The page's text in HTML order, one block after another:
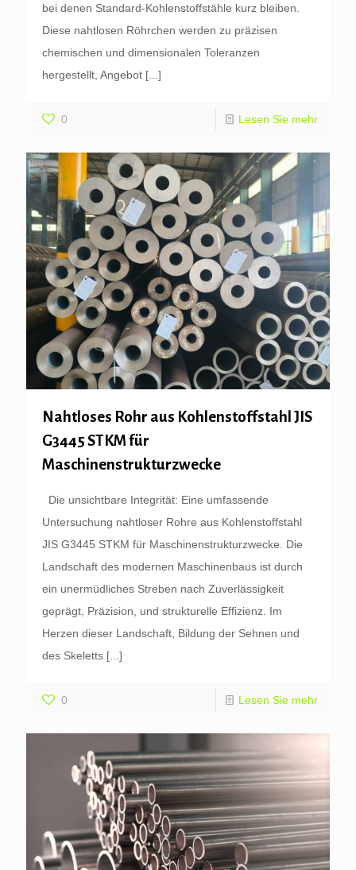
bei denen Standard-Kohlenstoffstähle kurz bleiben.
Diese nahtlosen Röhrchen werden zu präzisen
chemischen und dimensionalen Toleranzen
hergestellt, Angebot [...]
0 Lesen Sie mehr
Nahtloses Rohr aus Kohlenstoffstahl JIS
G3445 STKM für
Maschinenstrukturzwecke
Die unsichtbare Integrität: Eine umfassende
Untersuchung nahtloser Rohre aus Kohlenstoffstahl
JIS G3445 STKM für Maschinenstrukturzwecke. Die
Landschaft des modernen Maschinenbaus ist durch
ein unermüdliches Streben nach Zuverlässigkeit
geprägt, Präzision, und strukturelle Effizienz. Im
Herzen dieser Landschaft, Bildung der Sehnen und
des Skeletts [...]
0 Lesen Sie mehr